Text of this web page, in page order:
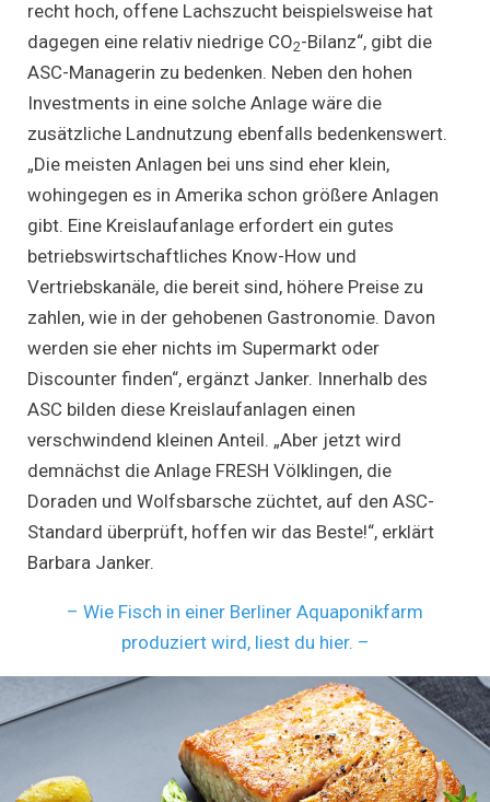
recht hoch, offene Lachszucht beispielsweise hat
dagegen eine relativ niedrige CO2-Bilanz“, gibt die
ASC-Managerin zu bedenken. Neben den hohen
Investments in eine solche Anlage wäre die
zusätzliche Landnutzung ebenfalls bedenkenswert.
„Die meisten Anlagen bei uns sind eher klein,
wohingegen es in Amerika schon größere Anlagen
gibt. Eine Kreislaufanlage erfordert ein gutes
betriebswirtschaftliches Know-How und
Vertriebskanäle, die bereit sind, höhere Preise zu
zahlen, wie in der gehobenen Gastronomie. Davon
werden sie eher nichts im Supermarkt oder
Discounter finden“, ergänzt Janker. Innerhalb des
ASC bilden diese Kreislaufanlagen einen
verschwindend kleinen Anteil. „Aber jetzt wird
demnächst die Anlage FRESH Völklingen, die
Doraden und Wolfsbarsche züchtet, auf den ASC-
Standard überprüft, hoffen wir das Beste!“, erklärt
Barbara Janker.
– Wie Fisch in einer Berliner Aquaponikfarm
produziert wird, liest du hier. –